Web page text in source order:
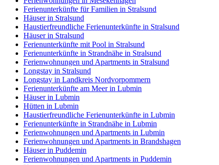
Ferienunterkünfte für Familien in Stralsund
Häuser in Stralsund
Haustierfreundliche Ferienunterkünfte in Stralsund
Häuser in Stralsund
Ferienunterkünfte mit Pool in Stralsund
Ferienunterkünfte in Strandnähe in Stralsund
Ferienwohnungen und Apartments in Stralsund
Longstay in Stralsund
Longstay in Landkreis Nordvorpommern
Ferienunterkünfte am Meer in Lubmin
Häuser in Lubmin
Hütten in Lubmin
Haustierfreundliche Ferienunterkünfte in Lubmin
Ferienunterkünfte in Strandnähe in Lubmin
Ferienwohnungen und Apartments in Lubmin
Ferienwohnungen und Apartments in Brandshagen
Häuser in Puddemin
Ferienwohnungen und Apartments in Puddemin